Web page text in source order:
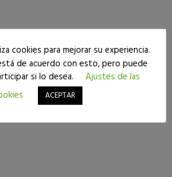
cookies para mejorar su experiencia.
de acuerdo con esto, pero puede
si lo desea.
Ajustes de las
ACEPTAR